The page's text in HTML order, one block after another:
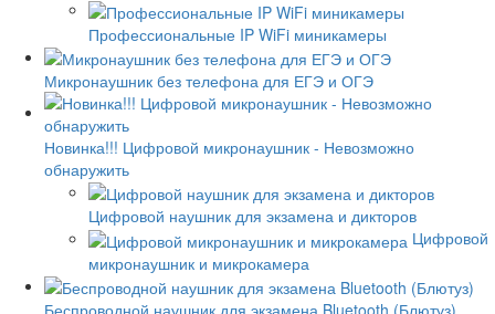
Профессиональные IP WiFi миникамеры
Микронаушник без телефона для ЕГЭ и ОГЭ
Новинка!!! Цифровой микронаушник - Невозможно
обнаружить
Цифровой наушник для экзамена и дикторов
Цифровой
микронаушник и микрокамера
Беспроводной наушник для экзамена Bluetooth (Блютуз)